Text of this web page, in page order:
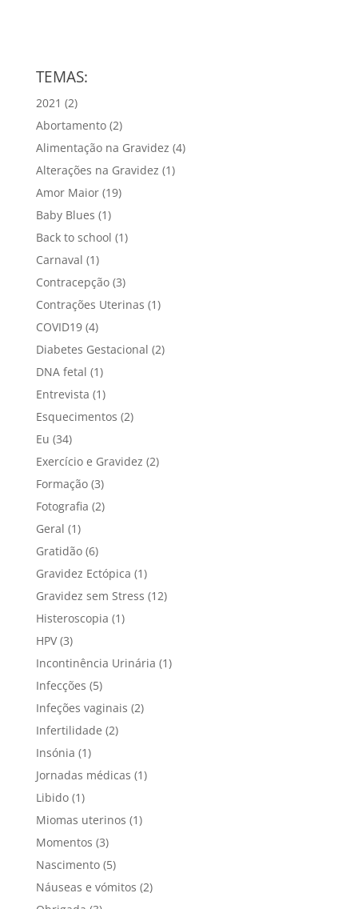
TEMAS:
2021 (2)
Abortamento(2)
Alimentação na Gravidez (4)
Alterações na Gravidez (1)
Amor Maior(19)
Baby Blues (1)
Back to school (1)
Carnaval (1)
Contracepção(3)
Contrações Uterinas (1)
COVID19(4)
Diabetes Gestacional (2)
DNA fetal (1)
Entrevista (1)
Esquecimentos (2)
Eu (34)
Exercício e Gravidez (2)
Formação(3)
Fotografia (2)
Geral (1)
Gratidão(6)
Gravidez Ectópica (1)
Gravidez sem Stress (12)
Histeroscopia (1)
HPV(3)
Incontinência Urinária (1)
Infecções (5)
Infeções vaginais (2)
Infertilidade (2)
Insónia (1)
Jornadas médicas (1)
Libido(1)
Miomas uterinos (1)
Momentos (3)
Nascimento(5)
Náuseas e vómitos (2)